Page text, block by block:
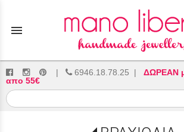
menu
| 6946.18.78.25 | ΔΩΡΕΑΝ
απο 55€